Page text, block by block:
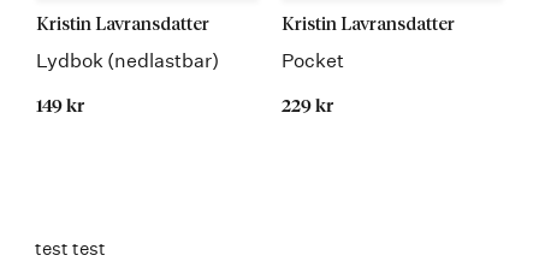
Kristin Lavransdatter
Lydbok (nedlastbar)
149 kr
Kristin Lavransdatter
Pocket
229 kr
test test